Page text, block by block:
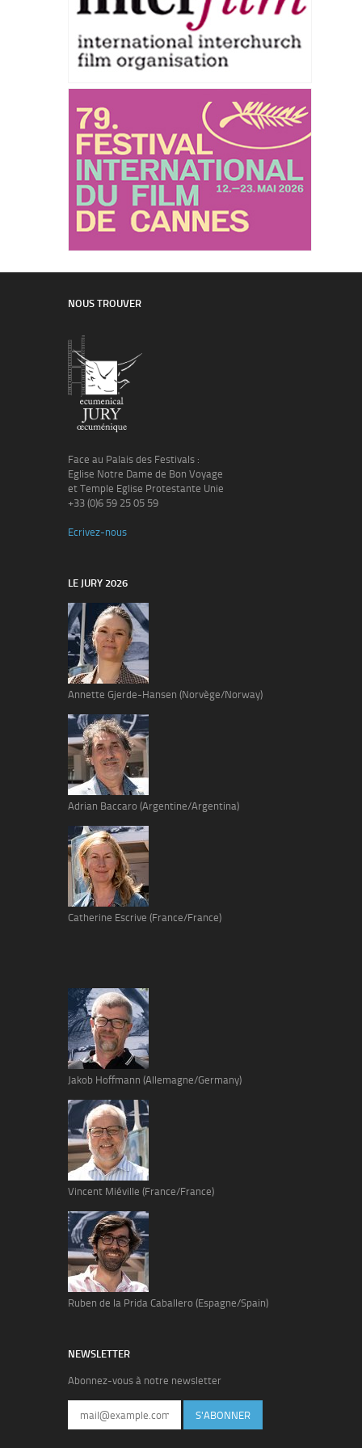
NOUS TROUVER
Face au Palais des Festivals :
Eglise Notre Dame de Bon Voyage
et Temple Eglise Protestante Unie
+33 (0)6 59 25 05 59
Ecrivez-nous
LE JURY 2026
Annette Gjerde-Hansen (Norvège/Norway)
Adrian Baccaro (Argentine/Argentina)
Catherine Escrive (France/France)
Jakob Hoffmann (Allemagne/Germany)
Vincent Miéville (France/France)
Ruben de la Prida Caballero (Espagne/Spain)
NEWSLETTER
Abonnez-vous à notre newsletter
S'ABONNER